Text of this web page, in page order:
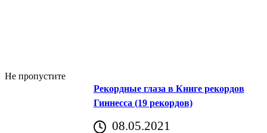
Не пропустите
Рекордные глаза в Книге рекордов
Гиннесса (19 рекордов)
08.05.2021